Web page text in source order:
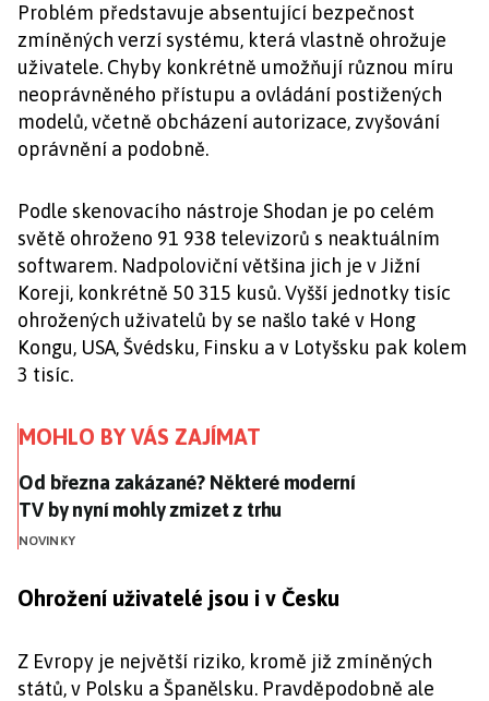
Problém představuje absentující bezpečnost
zmíněných verzí systému, která vlastně ohrožuje
uživatele. Chyby konkrétně umožňují různou míru
neoprávněného přístupu a ovládání postižených
modelů, včetně obcházení autorizace, zvyšování
oprávnění a podobně.
Podle skenovacího nástroje Shodan je po celém
světě ohroženo 91 938 televizorů s neaktuálním
softwarem. Nadpoloviční většina jich je v Jižní
Koreji, konkrétně 50 315 kusů. Vyšší jednotky tisíc
ohrožených uživatelů by se našlo také v Hong
Kongu, USA, Švédsku, Finsku a v Lotyšsku pak kolem
3 tisíc.
MOHLO BY VÁS ZAJÍMAT
Od března zakázané? Některé moderní TV by nyní
Od března zakázané? Některé moderní
TV by nyní mohly zmizet z trhu
NOVINKY
Ohrožení uživatelé jsou i v Česku
Z Evropy je největší riziko, kromě již zmíněných
států, v Polsku a Španělsku. Pravděpodobně ale